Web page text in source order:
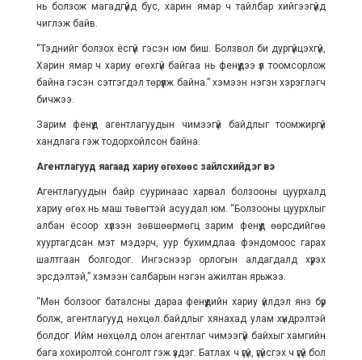
нь болзож магадгүйд бус, харин ямар ч тайлбар хийгээгүйд
чиглэж байв.
“Тэднийг болзох ёсгүй гэсэн юм биш. Болзвол би дургүйцэхгүй,
Харин ямар ч хариу өгөхгүй байгаа нь фенүүдээ үл тоомсорлож
байна гэсэн сэтгэгдэл төрүүлж байна.” хэмээн нэгэн хэрэглэгч
бичжээ.
Зарим фенүүд агентлагуудын чимээгүй байдлыг тоомжиргүй
хандлага гэж тодорхойлсон байна.
Агентлагууд яагаад хариу өгөхөөс зайлсхийдэг вэ
Агентлагуудын байр сууринаас харвал болзооны цуурхалд
хариу өгөх нь маш төвөгтэй асуудал юм. “Болзооны цуурхлыг
албан ёсоор хүлээн зөвшөөрмөгц зарим фенүүд өөрсдийгөө
хууртагдсан мэт мэдэрч, уур бухимдлаа фэндомоос гарах
шалтгаан болгодог. Ингэснээр орлогын алдагдалд хүрэх
эрсдэлтэй,” хэмээн салбарын нэгэн ажилтан ярьжээ.
“Мөн болзоог баталсны дараа фенүүдийн хариу үйлдэл янз бүр
болж, агентлагууд нөхцөл байдлыг хянахад улам хүндрэлтэй
болдог. Ийм нөхцөлд олон агентлаг чимээгүй байхыг хамгийн
бага хохиролтой сонголт гэж үздэг. Батлах ч үгүй, үгүйсгэх ч үгүй бол